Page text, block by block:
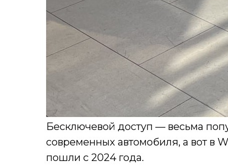
Бесключевой доступ — весьма
современных автомобиля, а вот в
пошли с 2024 года.